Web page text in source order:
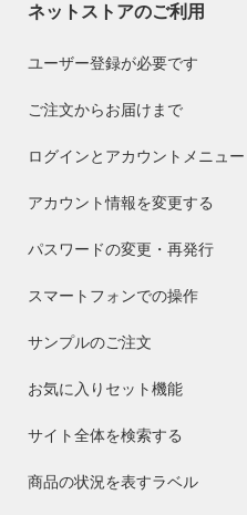
ネットストアのご利用
ユーザー登録が必要です
ご注文からお届けまで
ログインとアカウントメニュー
アカウント情報を変更する
パスワードの変更・再発行
スマートフォンでの操作
サンプルのご注文
お気に入りセット機能
サイト全体を検索する
商品の状況を表すラベル